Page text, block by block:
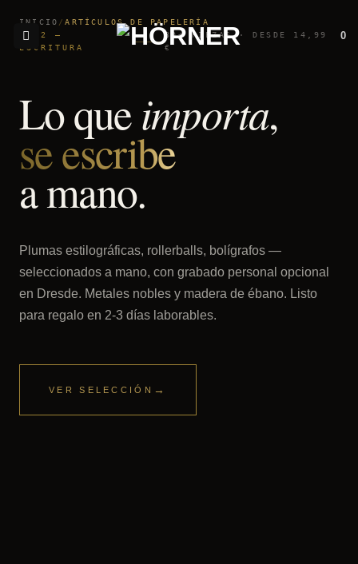
contenido
0
INICIO /ARTÍCULOS DE PAPELERÍA
N°02 —
ESCRITURA
80+ PIEZAS · DESDE 14,99
€
Lo queimporta,
se escribe
a mano.
Plumas estilográficas, rollerballs, bolígrafos —
seleccionados a mano, con grabado personal opcional
en Dresde. Metales nobles y madera de ébano. Listo
para regalo en 2-3 días laborables.
VER SELECCIÓN →